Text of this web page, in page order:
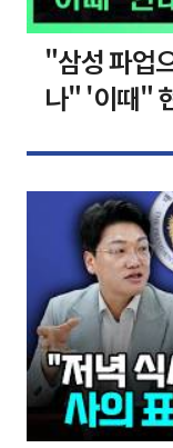
"삼성 파업
나" '이때" 현대차 기아 주가 폭발적 성